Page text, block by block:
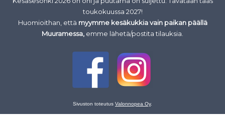
toukokuussa 2027!
Huomioithan, että myymme kesäkukkia vain paikan päällä
Muuramessa, emme lähetä/postita tilauksia.
Sivuston toteutus Valonnopea Oy.